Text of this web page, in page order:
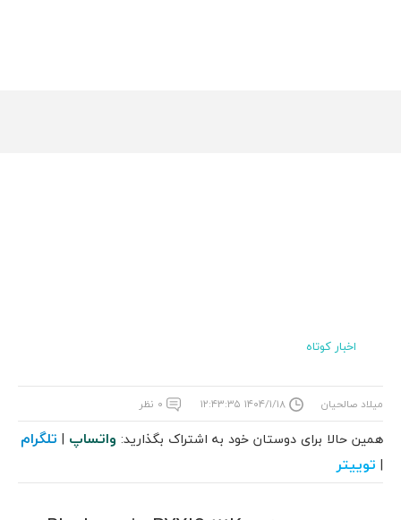
اخبار کوتاه
میلاد صالحیان ۱۴۰۴/۱/۱۸ ۱۲:۴۳:۳۵ ۰ نظر
همین حالا برای دوستان خود به اشتراک بگذارید: واتساپ | تلگرام
| توییتر